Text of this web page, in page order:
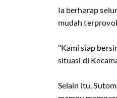
Ia berharap
mudah
"Kami siap
situasi di
Selain itu,